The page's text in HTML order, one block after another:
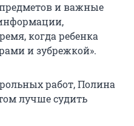
и важные
когда ребенка
и зубрежкой».
работ, Полина
лучше судить